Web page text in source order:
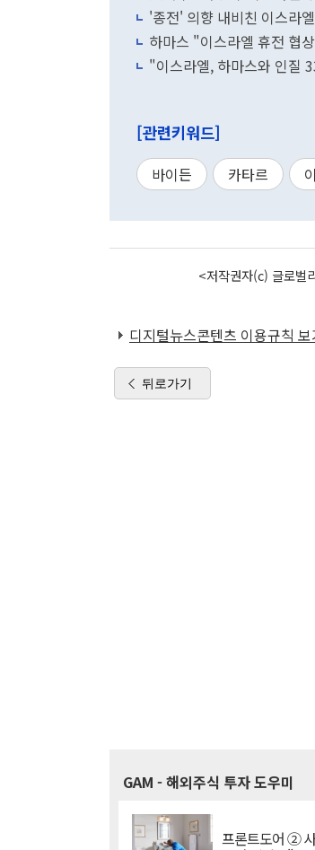
'종전' 의향 내비친 이스라
하마스 "이스라엘 휴전 협
"이스라엘, 하마스와 인질
[관련키워드]
바이든 카타르
<저작권자(c) 글로벌
디지털뉴스콘텐츠 이용규칙 보
뒤로가기
GAM - 해외주식 투자 도우미
프론트도어 ②